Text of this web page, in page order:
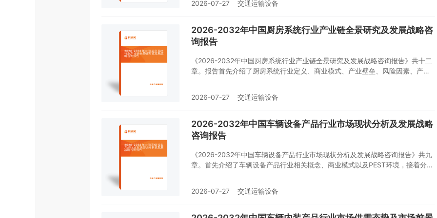
报告对轨道交通车辆配套产品做了竞争格局以及典型企业经营状况分析，最后对
交通车辆配套产品行业有个系统的了解或者想投资该行业，本报告是您不可或缺
的重要工具。
2026-07-27 交通运输设备
2026-2032年中国厨房系统行业产业链全景研究及发展战略咨
询报告
《2026-2032年中国厨房系统行业产业链全景研究及发展战略咨询报告》共十二
章。报告首先介绍了厨房系统行业定义、商业模式、产业壁垒、风险因素、产业
的贸易态势、经营状况进行剖析；随后对厨房系统行业产业链运行环境、区域发
告对2026-2032年间厨房系统行业供需、价格、规模、风险、策略做出了科学严
谨的预判。您若想对厨房系统行业有个系统的了解或者想投资该行业，本报告是
您不可或缺的重要工具。
2026-07-27 交通运输设备
2026-2032年中国车辆设备产品行业市场现状分析及发展战略
咨询报告
《2026-2032年中国车辆设备产品行业市场现状分析及发展战略咨询报告》共九
章。首先介绍了车辆设备产品行业相关概念、商业模式以及PEST环境，接着分析
格局以及典型企业经营状况分析，最后对车辆设备产品行业发展趋势做出预测以
业，本报告是您不可或缺的重要工具。
2026-07-27 交通运输设备